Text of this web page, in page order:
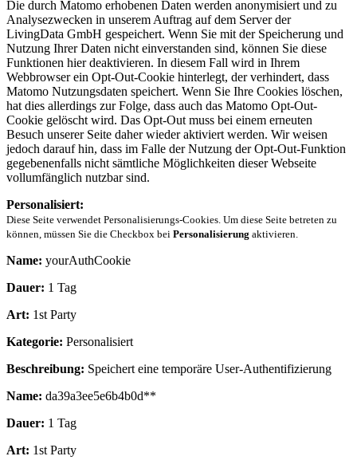
Die durch Matomo erhobenen Daten werden anonymisiert und zu
Analysezwecken in unserem Auftrag auf dem Server der
LivingData GmbH gespeichert. Wenn Sie mit der Speicherung und
Nutzung Ihrer Daten nicht einverstanden sind, können Sie diese
Funktionen hier deaktivieren. In diesem Fall wird in Ihrem
Webbrowser ein Opt-Out-Cookie hinterlegt, der verhindert, dass
Matomo Nutzungsdaten speichert. Wenn Sie Ihre Cookies löschen,
hat dies allerdings zur Folge, dass auch das Matomo Opt-Out-
Cookie gelöscht wird. Das Opt-Out muss bei einem erneuten
Besuch unserer Seite daher wieder aktiviert werden. Wir weisen
jedoch darauf hin, dass im Falle der Nutzung der Opt-Out-Funktion
gegebenenfalls nicht sämtliche Möglichkeiten dieser Webseite
vollumfänglich nutzbar sind.
Personalisiert:
Diese Seite verwendet Personalisierungs-Cookies. Um diese Seite betreten zu
können, müssen Sie die Checkbox bei Personalisierung aktivieren.
Name: yourAuthCookie
Dauer: 1 Tag
Art: 1st Party
Kategorie: Personalisiert
Beschreibung: Speichert eine temporäre User-Authentifizierung
Name: da39a3ee5e6b4b0d**
Dauer: 1 Tag
Art: 1st Party